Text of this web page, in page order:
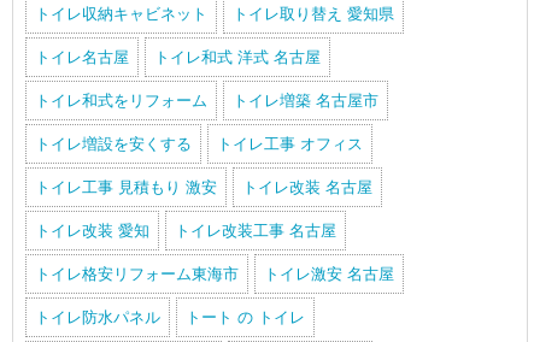
トイレ収納キャビネット トイレ取り替え 愛知県
トイレ名古屋 トイレ和式 洋式 名古屋
トイレ和式をリフォーム トイレ増築 名古屋市
トイレ増設を安くする トイレ工事 オフィス
トイレ工事 見積もり 激安 トイレ改装 名古屋
トイレ改装 愛知 トイレ改装工事 名古屋
トイレ格安リフォーム東海市 トイレ激安 名古屋
トイレ防水パネル トート の トイレ